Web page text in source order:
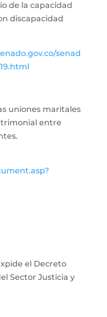
de la capacidad
discapacidad
senad
uniones maritales
entre
el Decreto
Sector Justicia y